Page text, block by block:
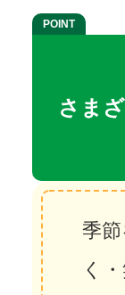
さま
季
く